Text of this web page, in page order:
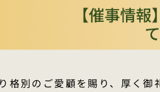
格別のご愛顧を賜り、厚く